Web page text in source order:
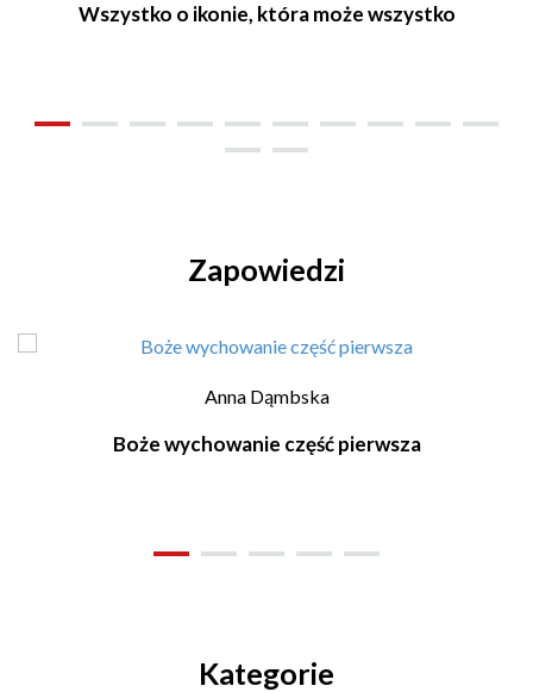
Wszystko o ikonie, która może wszystko
Zapowiedzi
Anna Dąmbska
Boże wychowanie część pierwsza
Kategorie